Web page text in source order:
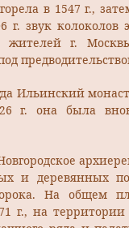
в 1547 г.,
г. звук
жителей г.
Ильинский
г. она была
и деревянных
На общем
г., на территории